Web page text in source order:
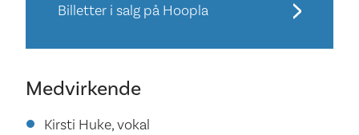
Billetter i salg på Hoopla
Medvirkende
Kirsti Huke, vokal